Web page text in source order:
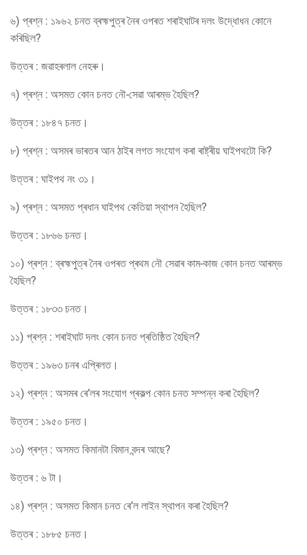
৬) প্ৰশ্ন : ১৯৬২ চনত ব্ৰহ্মপুত্ৰ নৈৰ ওপৰত শৰাইঘাটৰ দলং উদ্ধোধন কোনে
কৰিছিল?
উত্তৰ : জৱাহৰলাল নেহৰু।
৭) প্ৰশ্ন : অসমত কোন চনত নৌ-সেৱা আৰম্ভ হৈছিল?
উত্তৰ : ১৮৪৭ চনত।
৮) প্ৰশ্ন : অসমৰ ভাৰতৰ আন ঠাইৰ লগত সংযোগ কৰা ৰাষ্ট্ৰীয় ঘাইপথটো কি?
উত্তৰ : ঘাইপথ নং ৩১।
৯) প্ৰশ্ন : অসমত প্ৰধান ঘাইপথ কেতিয়া স্থাপন হৈছিল?
উত্তৰ : ১৮৬৬ চনত।
১০) প্ৰশ্ন : ব্ৰহ্মপুত্ৰ নৈৰ ওপৰত প্ৰথম নৌ সেৱাৰ কাম-কাজ কোন চনত আৰম্ভ
হৈছিল?
উত্তৰ : ১৮৩৩ চনত।
১১) প্ৰশ্ন : শৰাইঘাট দলং কোন চনত প্ৰতিষ্ঠিত হৈছিল?
উত্তৰ : ১৯৬৩ চনৰ এপ্ৰিলত।
১২) প্ৰশ্ন : অসমৰ ৰে’লৰ সংযোগ প্ৰকল্প কোন চনত সম্পন্ন কৰা হৈছিল?
উত্তৰ : ১৯৫০ চনত।
১৩) প্ৰশ্ন : অসমত কিমানটা বিমান বন্দৰ আছে?
উত্তৰ : ৬ টা।
১৪) প্ৰশ্ন : অসমত কিমান চনত ৰে’ল লাইন স্থাপন কৰা হৈছিল?
উত্তৰ : ১৮৮৫ চনত।